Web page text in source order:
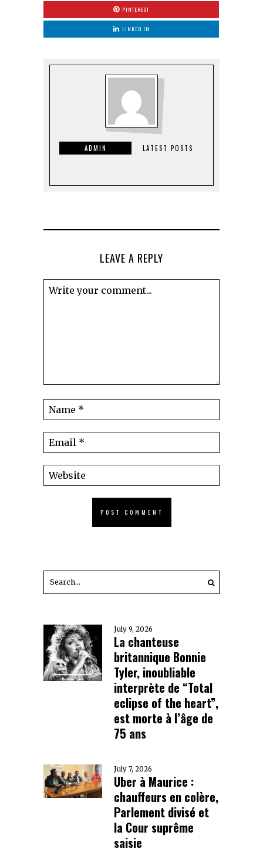
PINTEREST
LINKED IN
ADMIN LATEST POSTS
LEAVE A REPLY
July 9, 2026
La chanteuse
britannique Bonnie
Tyler, inoubliable
interprète de “Total
eclipse of the heart”,
est morte à l’âge de
75 ans
July 7, 2026
Uber à Maurice :
chauffeurs en colère,
Parlement divisé et
la Cour suprême
saisie